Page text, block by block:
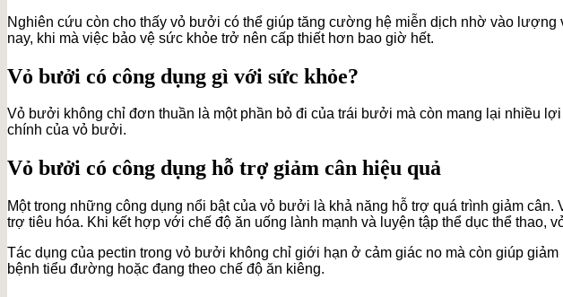
Nghiên cứu còn cho thấy vỏ bưởi có thể giúp tăng cường hệ miễn dịch nhờ vào
nay, khi mà việc bảo vệ sức khỏe trở nên cấp thiết hơn bao giờ hết.
Vỏ bưởi có công dụng gì với sức khỏe?
Vỏ bưởi không chỉ đơn thuần là một phần bỏ đi của trái bưởi mà còn mang lại nhiều
chính của vỏ bưởi.
Vỏ bưởi có công dụng hỗ trợ giảm cân hiệu quả
Một trong những công dụng nổi bật của vỏ bưởi là khả năng hỗ trợ quá trình giảm
trợ tiêu hóa. Khi kết hợp với chế độ ăn uống lành mạnh và luyện tập thể dục thể thao,
Tác dụng của pectin trong vỏ bưởi không chỉ giới hạn ở cảm giác no mà còn giúp
bệnh tiểu đường hoặc đang theo chế độ ăn kiêng.